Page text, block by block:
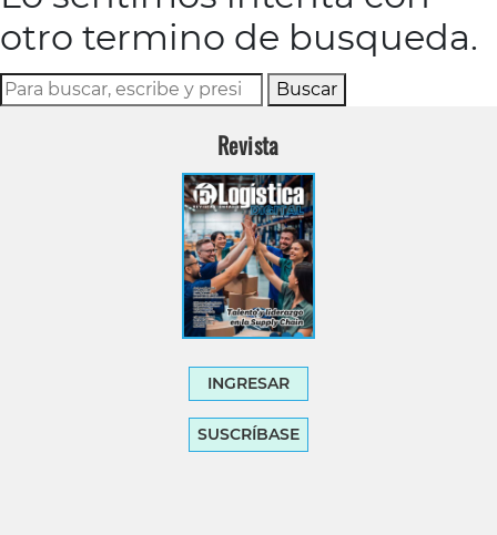
otro termino de busqueda.
Buscar
Revista
INGRESAR
SUSCRÍBASE